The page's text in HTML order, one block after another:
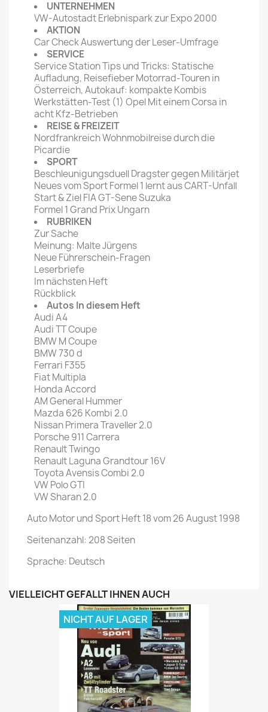
UNTERNEHMEN
VW-Autostadt Erlebnispark zur Expo 2000
AKTION
Car Check Auswertung der Leser-Umfrage
SERVICE
Service Station Tips und Tricks: Statische
Aufladung, Reisefieber Motorrad-Touren in
Österreich, Autokauf: kompakte Kombis
Werkstätten-Test (1) Opel Mit einem Corsa in
acht Kfz-Betrieben
REISE & FREIZEIT
Nordfrankreich Wohnmobilreise durch die
Picardie
SPORT
Beschleunigungsduell Dragster gegen Militärjet
Neues vom Sport Formel 1 lernt aus CART-Unfall
Start & Ziel FIA GT-Sene Suzuka
Formel 1 Grand Prix Ungarn
RUBRIKEN
Zur Sache
Meinung: Malte Jürgens
Neue Führerschein-Fragen
Leserbriefe
Im nächsten Heft
Rückblick
Autos In diesem Heft
Audi A4
Audi TT Coupe
BMW M Coupe
BMW 730 d
Ferrari F355
Fiat Multipla
Honda Accord
AM General Hummer
Mazda 626 Kombi 2.0
Nissan Primera Traveller 2.0
Porsche 911 Carrera
Renault Twingo
Renault Laguna Grandtour 16V
Toyota Avensis Combi 2.0
VW Polo GTI
VW Sharan 2.0
Auto Motor und Sport Heft 18 vom 26 August 1998
Seitenanzahl: 208 Seiten
Sprache: Deutsch
VIELLEICHT GEFÄLLT IHNEN AUCH
NICHT AUF LAGER